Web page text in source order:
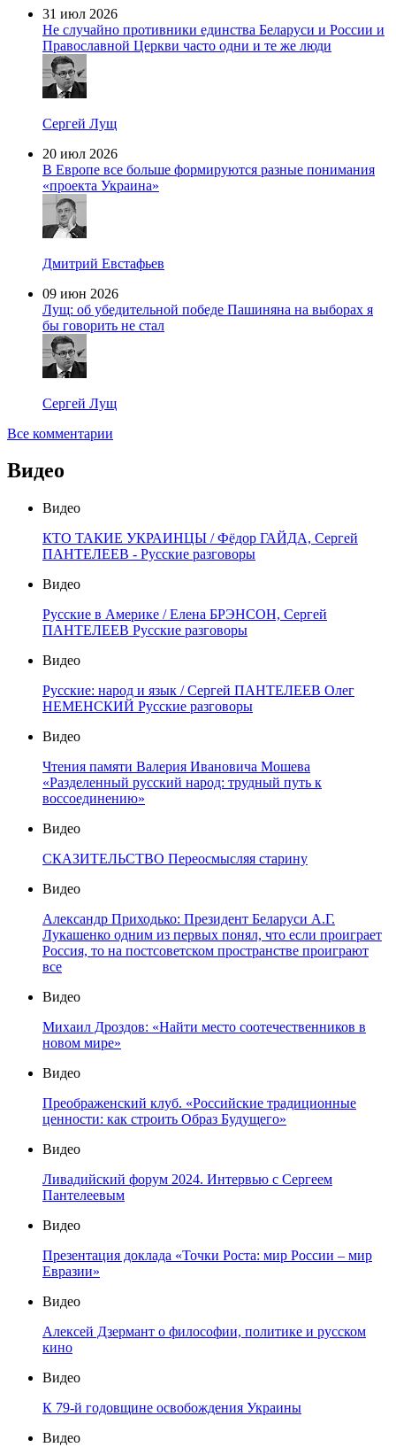
31 июл 2026
Не случайно противники единства Беларуси и России и
Православной Церкви часто одни и те же люди
Сергей Лущ
20 июл 2026
В Европе все больше формируются разные понимания
«проекта Украина»
Дмитрий Евстафьев
09 июн 2026
Лущ: об убедительной победе Пашиняна на выборах я
бы говорить не стал
Сергей Лущ
Все комментарии
Видео
Видео
КТО ТАКИЕ УКРАИНЦЫ / Фёдор ГАЙДА, Сергей
ПАНТЕЛЕЕВ - Русские разговоры
Видео
Русские в Америке / Елена БРЭНСОН, Сергей
ПАНТЕЛЕЕВ Русские разговоры
Видео
Русские: народ и язык / Сергей ПАНТЕЛЕЕВ Олег
НЕМЕНСКИЙ Русские разговоры
Видео
Чтения памяти Валерия Ивановича Мошева
«Разделенный русский народ: трудный путь к
воссоединению»
Видео
СКАЗИТЕЛЬСТВО Переосмысляя старину
Видео
Александр Приходько: Президент Беларуси А.Г.
Лукашенко одним из первых понял, что если проиграет
Россия, то на постсоветском пространстве проиграют
все
Видео
Михаил Дроздов: «Найти место соотечественников в
новом мире»
Видео
Преображенский клуб. «Российские традиционные
ценности: как строить Образ Будущего»
Видео
Ливадийский форум 2024. Интервью с Сергеем
Пантелеевым
Видео
Презентация доклада «Точки Роста: мир России – мир
Евразии»
Видео
Алексей Дзермант о философии, политике и русском
кино
Видео
К 79-й годовщине освобождения Украины
Видео